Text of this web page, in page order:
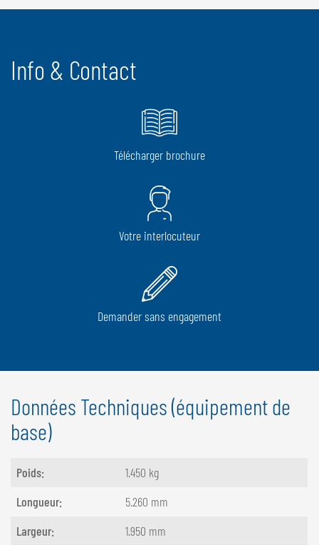
Les opérations d’enroulement, de dépôt et de coupe de film se font
Info & Contact
Télécharger brochure
Votre interlocuteur
Demander sans engagement
Données Techniques (équipement de
base)
Poids:
1.450 kg
Longueur:
5.260 mm
Largeur:
1.950 mm